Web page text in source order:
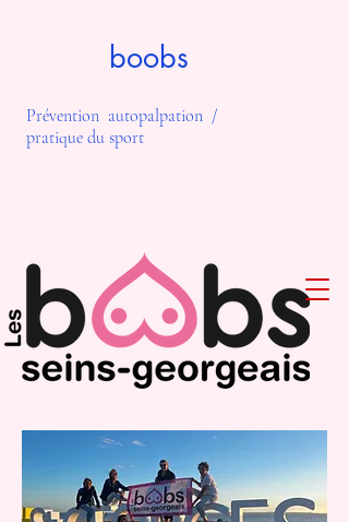
boobs
Prévention autopalpation /
pratique du sport